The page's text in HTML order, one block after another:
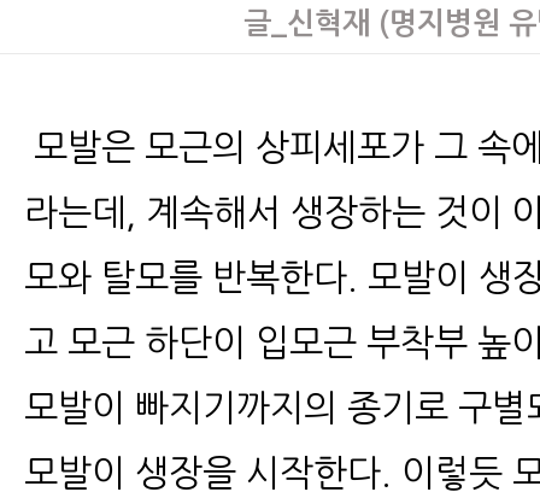
글_신혁재 (명지병원
모발은 모근의 상피세포가 그 속
라는데, 계속해서 생장하는 것이
모와 탈모를 반복한다. 모발이 생
고 모근 하단이 입모근 부착부 높
모발이 빠지기까지의 종기로 구
모발이 생장을 시작한다. 이렇듯